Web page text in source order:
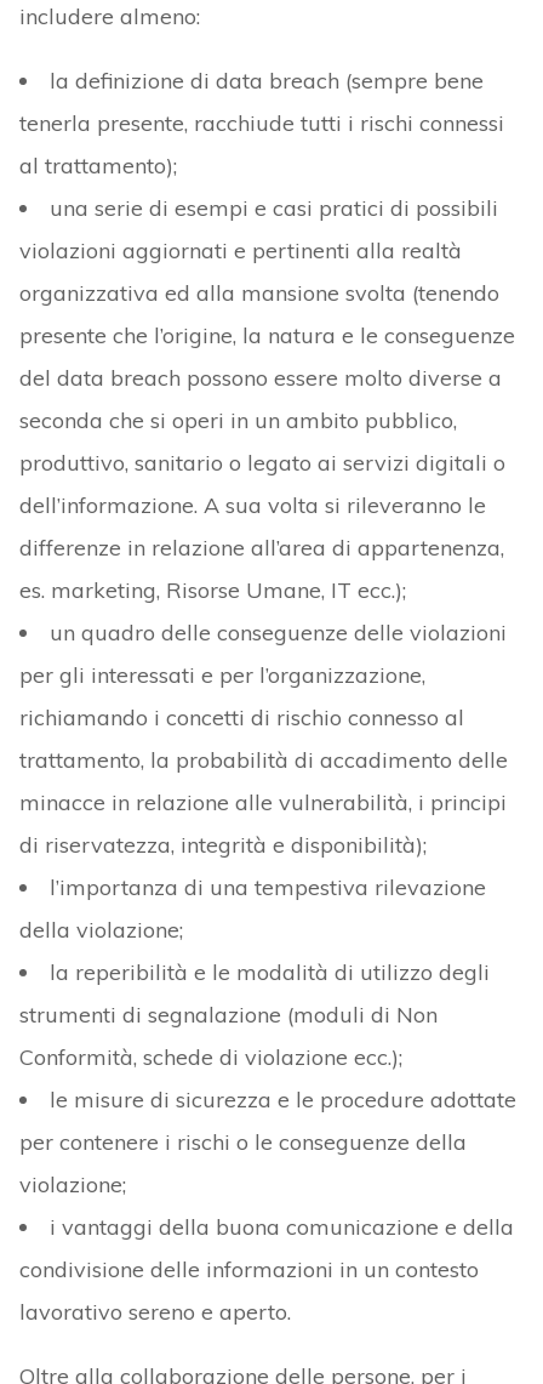
includere almeno:
la definizione di data breach (sempre bene
tenerla presente, racchiude tutti i rischi connessi
al trattamento);
una serie di esempi e casi pratici di possibili
violazioni aggiornati e pertinenti alla realtà
organizzativa ed alla mansione svolta (tenendo
presente che l’origine, la natura e le conseguenze
del data breach possono essere molto diverse a
seconda che si operi in un ambito pubblico,
produttivo, sanitario o legato ai servizi digitali o
dell’informazione. A sua volta si rileveranno le
differenze in relazione all’area di appartenenza,
es. marketing, Risorse Umane, IT ecc.);
un quadro delle conseguenze delle violazioni
per gli interessati e per l’organizzazione,
richiamando i concetti di rischio connesso al
trattamento, la probabilità di accadimento delle
minacce in relazione alle vulnerabilità, i principi
di riservatezza, integrità e disponibilità);
l’importanza di una tempestiva rilevazione
della violazione;
la reperibilità e le modalità di utilizzo degli
strumenti di segnalazione (moduli di Non
Conformità, schede di violazione ecc.);
le misure di sicurezza e le procedure adottate
per contenere i rischi o le conseguenze della
violazione;
i vantaggi della buona comunicazione e della
condivisione delle informazioni in un contesto
lavorativo sereno e aperto.
Oltre alla collaborazione delle persone, per i